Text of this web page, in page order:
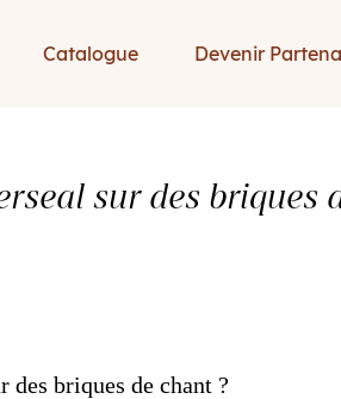
Catalogue Devenir
sur des briques
des briques de chant ?